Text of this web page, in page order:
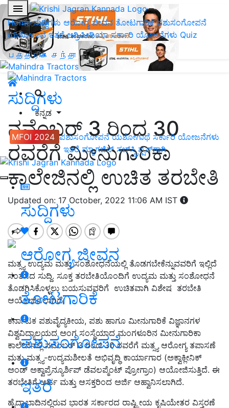
Home ಸುದ್ದಿಗಳು ಆರೋಗ್ಯ ಜೀವನ ತೋಟಗಾರಿಕೆಪಶುಸಂಗೋಪನೆ
ಯಶೋಗಾಥೆ ಇತರೆ ಅಗ್ರಿಪೀಡಿಯಾ ಸರ್ಕಾರಿ ಯೋಜನೆಗಳು Quiz
பத்திரிகை சந்தா
ಕನ್ನಡ
MFOI 2024 ಪಶುಸಂಗೋಪನೆ ಯಶೋಗಾಥೆ ಸರ್ಕಾರಿ ಯೋಜನೆಗಳು
ಇತರೆ ಮ್ಯಾಗಜಿನ್‌ ಸಬ್‌ಸ್ಕ್ರಿಪ್ಷನ್‌ಗಾಗಿ
ಸುದ್ದಿಗಳು
ಆರೋಗ್ಯ ಜೀವನ
ತೋಟಗಾರಿಕೆ
ಪಶುಸಂಗೋಪನೆ
ಇತರೆ
ಸುದ್ದಿಗಳು
ನವೆಂಬರ್ 3 ರಿಂದ 30
ರವರೆಗೆ ಮೀನುಗಾರಿಕಾ
ಕಾಲೇಜಿನಲ್ಲಿ ಉಚಿತ ತರಬೇತಿ
Updated on: 17 October, 2022 11:06 AM IST
ಮತ್ಸ್ಯ ಉದ್ಯಮ ಮತ್ತು ಸಂಶೋಧನೆಯಲ್ಲಿ ತೊಡಗಬೇಕೆನ್ನುವವರಿಗೆ ಇಲ್ಲಿದೆ
ಸಂತಸದ ಸುದ್ದಿ. ಸೂಕ್ತ ತರಬೇತಿಯೊಂದಿಗೆ ಉದ್ಯಮ ಮತ್ತು ಸಂಶೋಧನೆ
ತೊಡಗಿಸಿಕೊಳ್ಳಲು ಬಯಸುವವರಿಗೆ ಉಚಿತವಾಗಿ ವಿಶೇಷ ತರಬೇತಿ
ಆಯೋಜಿಸಲಾಗಿದೆ.
ಕರ್ನಾಟಕ ಪಶುವೈದ್ಯಕೀಯ, ಪಶು ಹಾಗೂ ಮೀನುಗಾರಿಕೆ ವಿಜ್ಞಾನಗಳ
ವಿಶ್ವವಿದ್ಯಾಲಯದ ಅಂಗ ಸಂಸ್ಥೆಯಾದ ಮಂಗಳೂರಿನ ಮೀನುಗಾರಿಕಾ
ಕಾಲೇಜಿನಲ್ಲಿ ನವೆಂಬರ್ 3 ರಿಂದ 30 ರವರೆಗೆ ಮತ್ಸ್ಯ ಆರೋಗ್ಯ ತಪಾಸಣೆ
ಮತ್ತು ಮತ್ಸ್ಯ-ಉದ್ಯಮಶೀಲತೆ ಅಭಿವೃದ್ಧಿ ಕಾರ್ಯಾಗಾರ (ಅಕ್ವಾಕ್ಲೀನಿಕ್
ಅಂಡ್ ಅಕ್ವಾಪ್ರೆನ್ಯೂರ್ಶಿಪ್ ಡೆವಲಪ್ಮೆಂಟ್ ಪ್ರೋಗ್ರಾಂ) ಆಯೋಜಿಸುತ್ತಿದೆ. ಈ
ತರಬೇತಿಗೆ ಅರ್ಹ ಮತ್ತು ಆಸಕ್ತರಿಂದ ಅರ್ಜಿ ಆಹ್ವಾನಿಸಲಾಗಿದೆ.
ಹೈದ್ರಾಬಾದಿನಲ್ಲಿರುವ ಭಾರತ ಸರ್ಕಾರದ ರಾಷ್ಟ್ರೀಯ ಕೃಷಿಯೇತರ ವಿಸ್ತರಣೆ